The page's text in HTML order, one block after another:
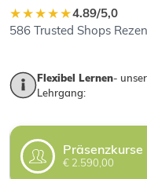
★★★★★4.89/5,0
586 Trusted Shops
Flexibel Lernen-
Lehrgang:
Präsenzkurse
€ 2.590,00